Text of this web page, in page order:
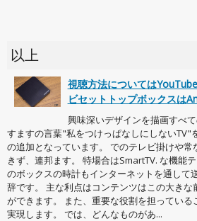
以上
視聴方法については
ビセットトップボックスは
興味深いデザインを描画すべ
すますの言葉"私をつけっぱなしにしないTV"
の追加となっています。 でのテレビ掛けや
きず、連邦ます。 特場合はSmartTV. な機能
のボックスの時計もインターネットを通して
辞です。 主な利点はコンテンツはこの大きな
ができます。 また、重要な役割を担ってい
実現します。 では、どんなものがあ...